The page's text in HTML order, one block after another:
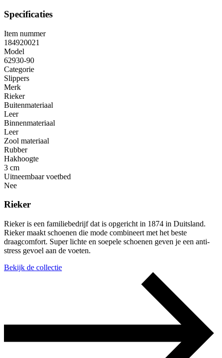
Specificaties
Item nummer
184920021
Model
62930-90
Categorie
Slippers
Merk
Rieker
Buitenmateriaal
Leer
Binnenmateriaal
Leer
Zool materiaal
Rubber
Hakhoogte
3 cm
Uitneembaar voetbed
Nee
Rieker
Rieker is een familiebedrijf dat is opgericht in 1874 in Duitsland.
Rieker maakt schoenen die mode combineert met het beste
draagcomfort. Super lichte en soepele schoenen geven je een anti-
stress gevoel aan de voeten.
Bekijk de collectie